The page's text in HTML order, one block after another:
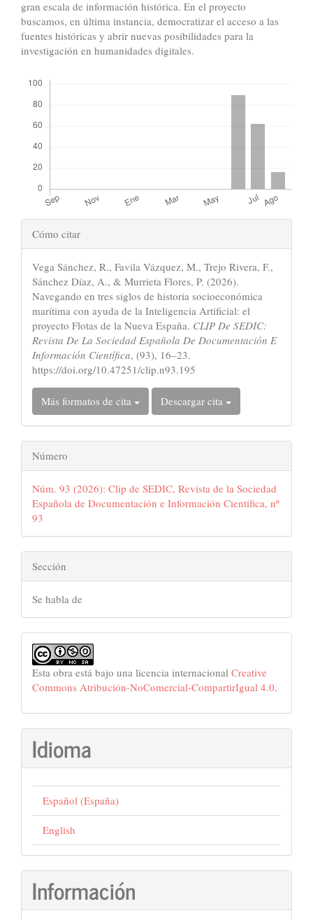
gran escala de información histórica. En el proyecto
buscamos, en última instancia, democratizar el acceso a las
fuentes históricas y abrir nuevas posibilidades para la
investigación en humanidades digitales.
Detalles
del
artículo
Cómo citar
Vega Sánchez, R., Favila Vázquez, M., Trejo Rivera, F.,
Sánchez Díaz, A., & Murrieta Flores, P. (2026).
Navegando en tres siglos de historia socioeconómica
marítima con ayuda de la Inteligencia Artificial: el
proyecto Flotas de la Nueva España. CLIP De SEDIC:
Revista De La Sociedad Española De Documentación E
Información Científica, (93), 16–23.
https://doi.org/10.47251/clip.n93.195
Más formatos de cita Descargar cita
Número
Núm. 93 (2026): Clip de SEDIC, Revista de la Sociedad
Española de Documentación e Información Científica, nº
93
Sección
Se habla de
Esta obra está bajo una licencia internacional Creative
Commons Atribución-NoComercial-CompartirIgual 4.0.
Idioma
Español (España)
English
Información